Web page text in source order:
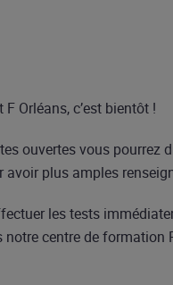
Orléans, c’est bientôt !
ouvertes vous pourrez
plus amples
les tests
centre de formation